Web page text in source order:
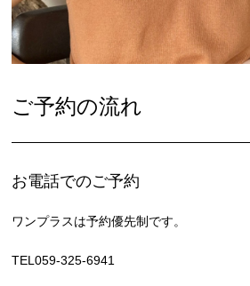
ご予約の流れ
お電話でのご予約
ワンプラスは予約優先制です。
TEL059-325-6941